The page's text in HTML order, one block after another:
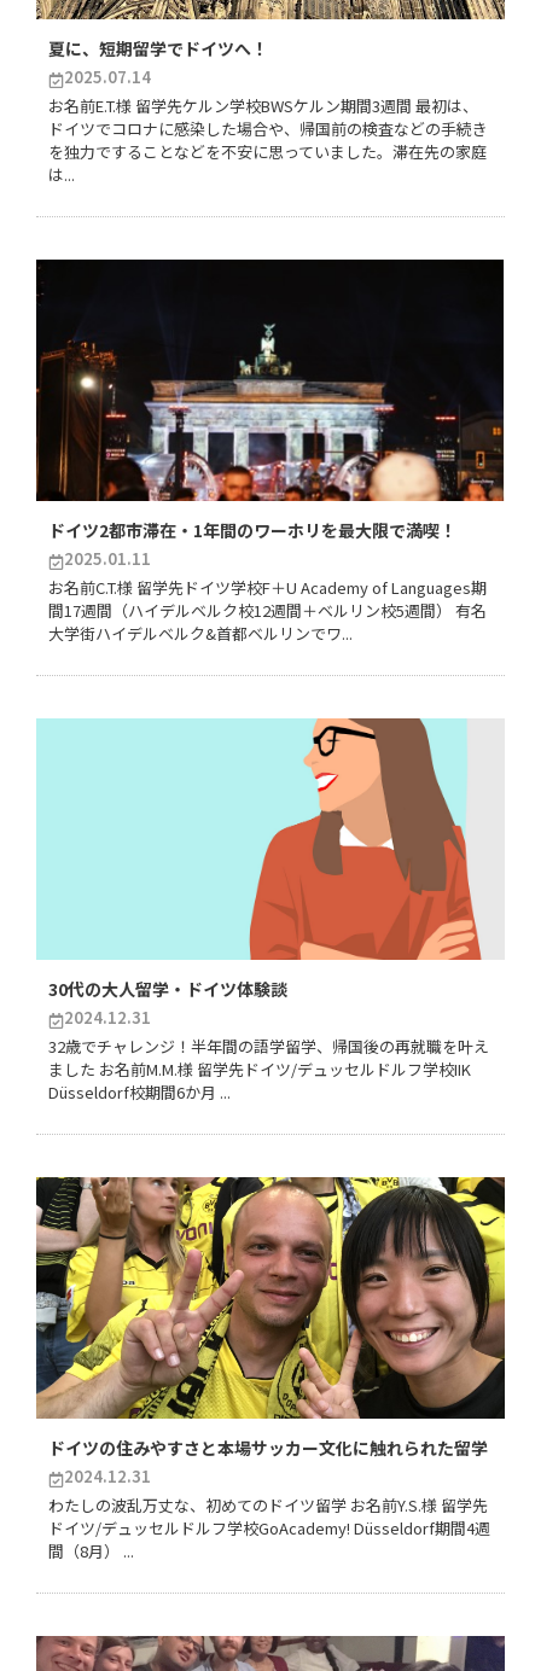
夏に、短期留学でドイツへ！
2025.07.14
お名前E.T.様 留学先ケルン学校BWSケルン期間3週間 最初は、
ドイツでコロナに感染した場合や、帰国前の検査などの手続き
を独力ですることなどを不安に思っていました。滞在先の家庭
は...
ドイツ2都市滞在・1年間のワーホリを最大限で満喫！
2025.01.11
お名前C.T.様 留学先ドイツ学校F＋U Academy of Languages期
間17週間（ハイデルベルク校12週間＋ベルリン校5週間） 有名
大学街ハイデルベルク&首都ベルリンでワ...
30代の大人留学・ドイツ体験談
2024.12.31
32歳でチャレンジ！半年間の語学留学、帰国後の再就職を叶え
ました お名前M.M.様 留学先ドイツ/デュッセルドルフ学校IIK
Düsseldorf校期間6か月 ...
ドイツの住みやすさと本場サッカー文化に触れられた留学
2024.12.31
わたしの波乱万丈な、初めてのドイツ留学 お名前Y.S.様 留学先
ドイツ/デュッセルドルフ学校GoAcademy! Düsseldorf期間4週
間（8月） ...